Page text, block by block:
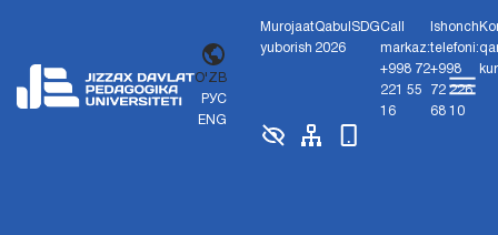
O'ZB
РУС
ENG
Murojaat
yuborish
Qabul
2026
SDGCall
markaz:
+998 72
221 55
16
Ishonch
telefoni:
+998
72 226
68 10